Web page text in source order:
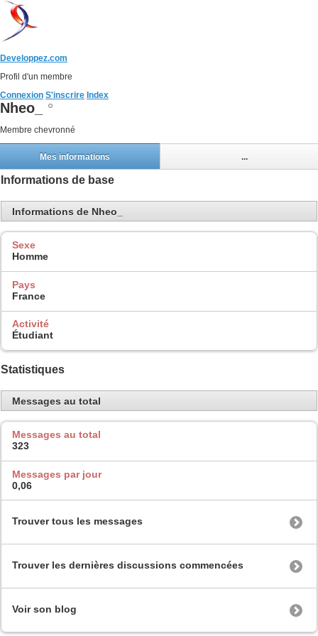
Developpez.com
Profil d'un membre
Connexion S'inscrire Index
Nheo_
Membre chevronné
Mes informations ...
Informations de base
Informations de Nheo_
Sexe
Homme
Pays
France
Activité
Étudiant
Statistiques
Messages au total
Messages au total
323
Messages par jour
0,06
Trouver tous les messages
Trouver les dernières discussions commencées
Voir son blog